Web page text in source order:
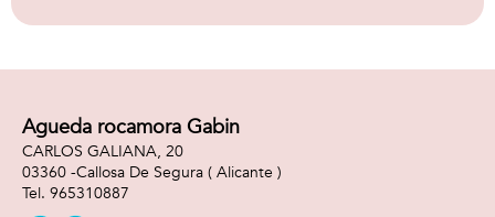
piezas
Agueda rocamora Gabin
CARLOS GALIANA, 20
03360 -Callosa De Segura ( Alicante )
965310887